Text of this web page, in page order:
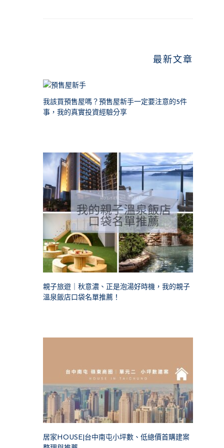
最新文章
我該買預售屋嗎？預售屋新手一定要注意的5件
事，我的真實投資經驗分享
親子旅遊｜秋意濃、正是泡湯好時機，我的親子
溫泉飯店口袋名單推薦！
居家HOUSE|台中南屯小坪數、低總價首購建案